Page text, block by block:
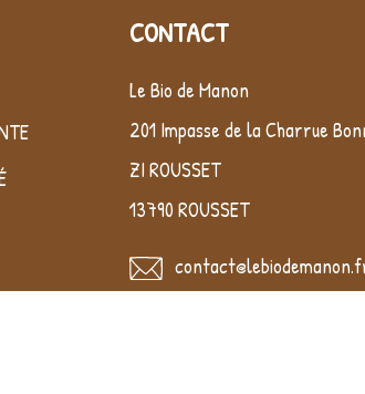
CONTACT
Le Bio de Manon
201 Impasse de la Charrue
ZI ROUSSET
13790 ROUSSET